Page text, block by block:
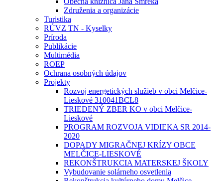
Združenia a organizácie
Turistika
RÚVZ TN - Kyselky
Príroda
Publikácie
Multimédia
ROEP
Ochrana osobných údajov
Projekty
Rozvoj energetických služieb v obci Melčice-
Lieskové 310041BCL8
TRIEDENÝ ZBER KO v obci Melčice-
Lieskové
PROGRAM ROZVOJA VIDIEKA SR 2014-
2020
DOPADY MIGRAČNEJ KRÍZY OBCE
MELČICE-LIESKOVÉ
REKONŠTRUKCIA MATERSKEJ ŠKOLY
Vybudovanie solárneho osvetlenia